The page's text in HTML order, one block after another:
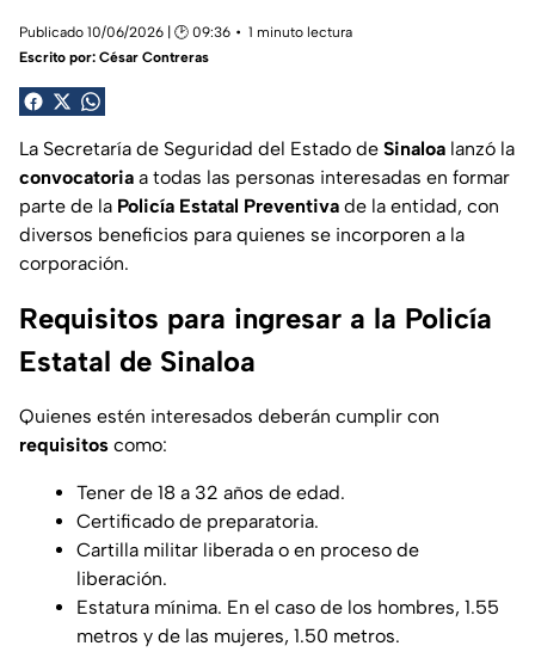
Publicado 10/06/2026 | 🕑 09:36
1 minuto lectura
Escrito por: César Contreras
La Secretaría de Seguridad del Estado de Sinaloa lanzó la
convocatoria a todas las personas interesadas en formar
parte de la Policía Estatal Preventiva de la entidad, con
diversos beneficios para quienes se incorporen a la
corporación.
Requisitos para ingresar a la Policía
Estatal de Sinaloa
Quienes estén interesados deberán cumplir con
requisitos como:
Tener de 18 a 32 años de edad.
Certificado de preparatoria.
Cartilla militar liberada o en proceso de
liberación.
Estatura mínima. En el caso de los hombres, 1.55
metros y de las mujeres, 1.50 metros.